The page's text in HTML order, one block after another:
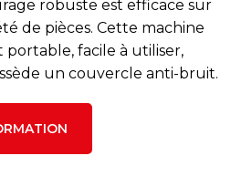
robuste est efficace sur
de pièces. Cette machine
portable, facile à utiliser,
un couvercle anti-bruit.